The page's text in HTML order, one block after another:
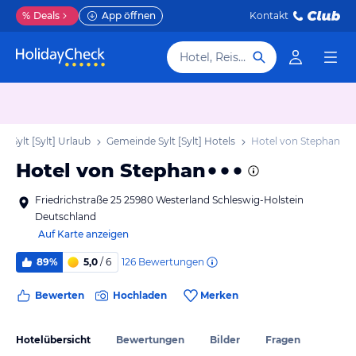
% Deals App öffnen Kontakt
Hotel, Reiseziel
Sylt [Sylt] Urlaub Gemeinde Sylt [Sylt] Hotels Hotel von Stephan
Hotel von Stephan
Friedrichstraße 25 25980 Westerland Schleswig-Holstein
Deutschland
Auf Karte anzeigen
89% 5,0 / 6 126 Bewertungen
Bewerten Hochladen Merken
Hotelübersicht Bewertungen Bilder Fragen